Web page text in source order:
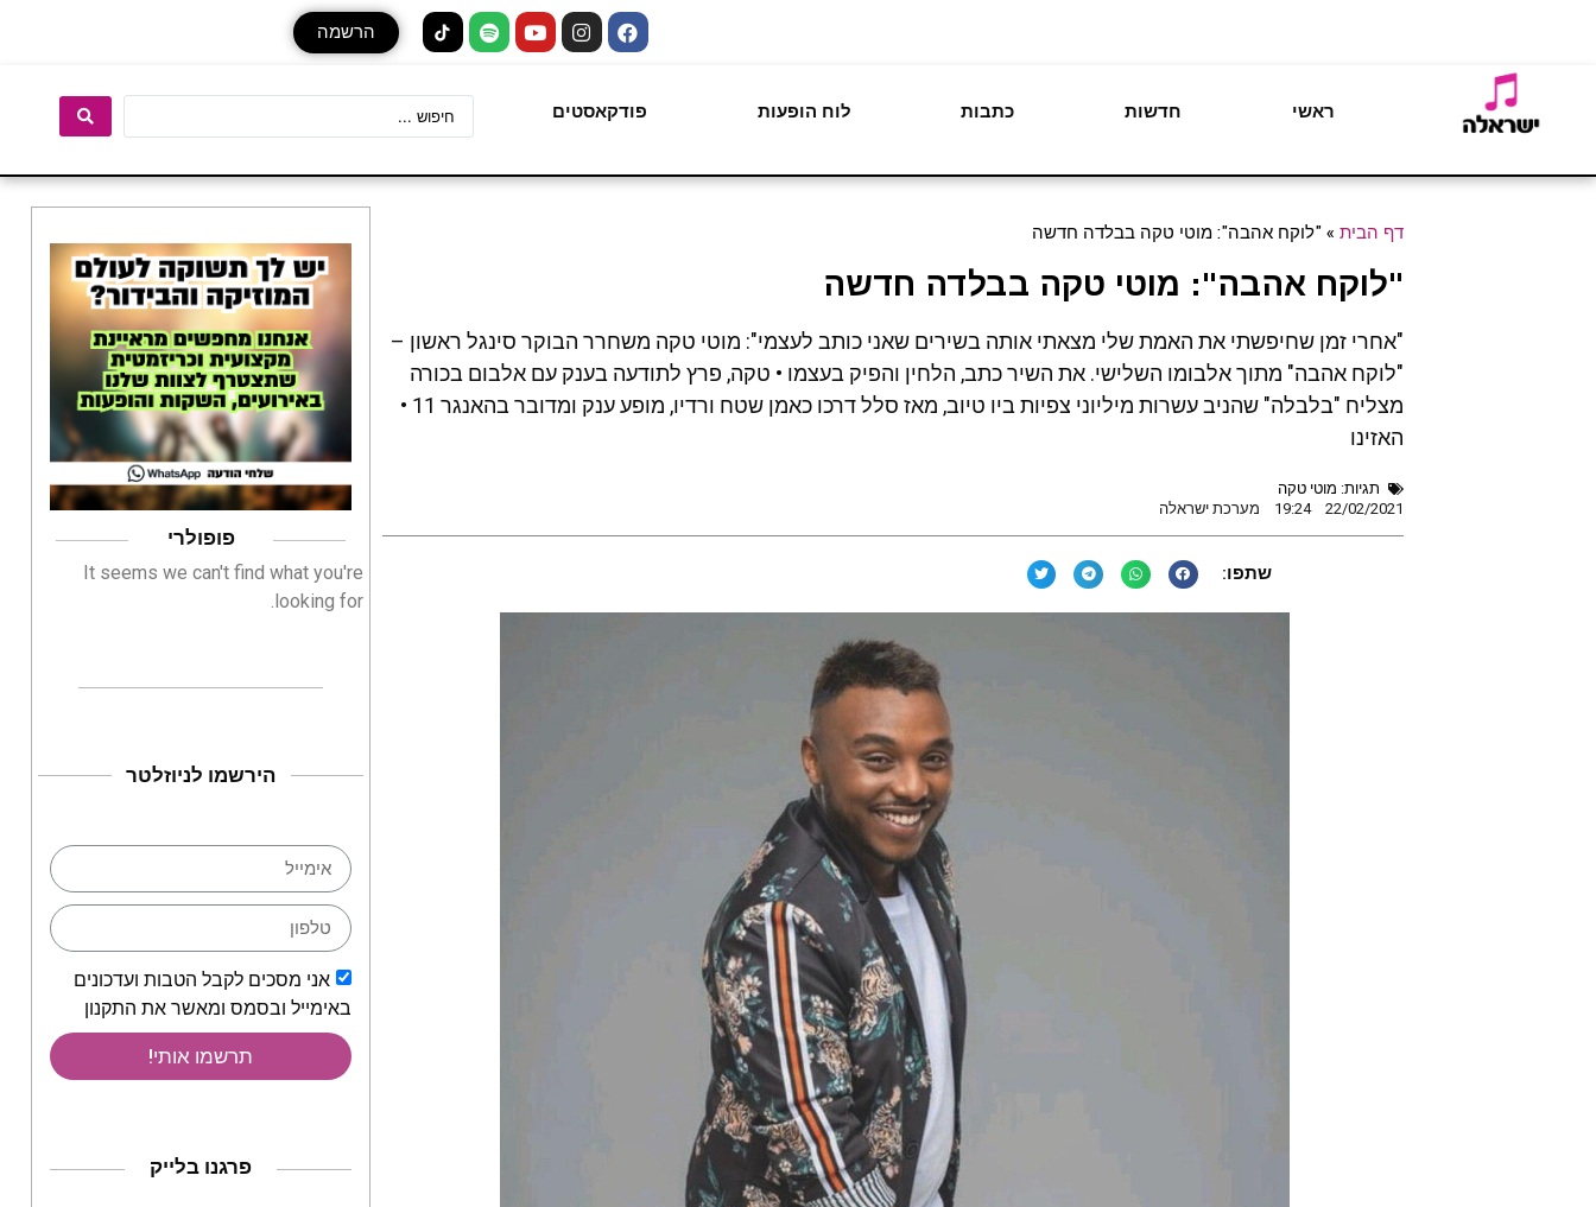
הרשמה
ראשי חדשות כתבות לוח הופעות פודקאסטים
דף הבית » "לוקח אהבה": מוטי טקה בבלדה חדשה
"לוקח אהבה": מוטי טקה בבלדה חדשה
"אחרי זמן שחיפשתי את האמת שלי מצאתי אותה בשירים שאני כותב לעצמי": מוטי טקה משחרר הבוקר סינגל ראשון –
"לוקח אהבה" מתוך אלבומו השלישי. את השיר כתב, הלחין והפיק בעצמו • טקה, פרץ לתודעה בענק עם אלבום בכורה
מצליח "בלבלה" שהניב עשרות מיליוני צפיות ביו טיוב, מאז סלל דרכו כאמן שטח ורדיו, מופע ענק ומדובר בהאנגר 11 •
האזינו
תגיות: מוטי טקה
22/02/2021
19:24 מערכת ישראלה
שתפו:
פופולרי
It seems we can't find what you're
looking for.
הירשמו לניוזלטר
אני מסכים לקבל הטבות ועדכונים
באימייל ובסמס ומאשר את התקנון
תרשמו אותי!
פרגנו בלייק